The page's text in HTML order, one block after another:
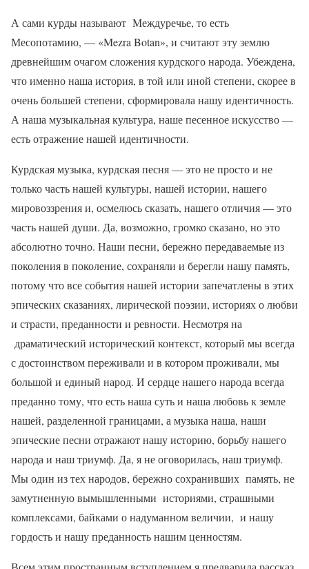
А сами курды называют Междуречье, то есть
Месопотамию, — «Mezra Botan», и считают эту землю
древнейшим очагом сложения курдского народа. Убеждена,
что именно наша история, в той или иной степени, скорее в
очень большей степени, сформировала нашу идентичность.
А наша музыкальная культура, наше песенное искусство —
есть отражение нашей идентичности.
Курдская музыка, курдская песня — это не просто и не
только часть нашей культуры, нашей истории, нашего
мировоззрения и, осмелюсь сказать, нашего отличия — это
часть нашей души. Да, возможно, громко сказано, но это
абсолютно точно. Наши песни, бережно передаваемые из
поколения в поколение, сохраняли и берегли нашу память,
потому что все события нашей истории запечатлены в этих
эпических сказаниях, лирической поэзии, историях о любви
и страсти, преданности и ревности. Несмотря на
драматический исторический контекст, который мы всегда
с достоинством переживали и в котором проживали, мы
большой и единый народ. И сердце нашего народа всегда
преданно тому, что есть наша суть и наша любовь к земле
нашей, разделенной границами, а музыка наша, наши
эпические песни отражают нашу историю, борьбу нашего
народа и наш триумф. Да, я не оговорилась, наш триумф.
Мы один из тех народов, бережно сохранивших память, не
замутненную вымышленными историями, страшными
комплексами, байками о надуманном величии, и нашу
гордость и нашу преданность нашим ценностям.